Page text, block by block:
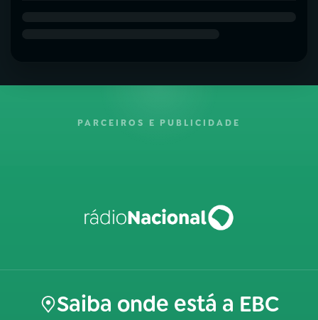
PARCEIROS E PUBLICIDADE
Saiba onde está a EBC